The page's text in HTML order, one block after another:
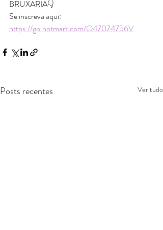
BRUXARIA👇
Se inscreva aqui:
https://go.hotmart.com/O47074756V
Posts recentes Ver tudo